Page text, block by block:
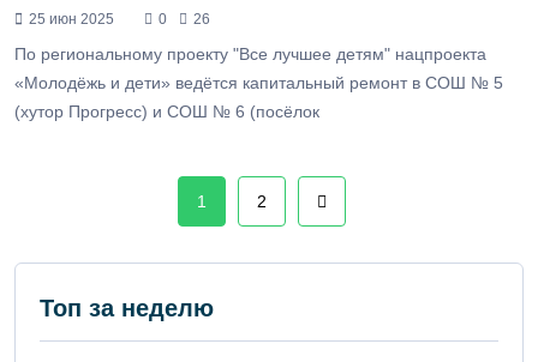
25 июн 2025 0 26
По региональному проекту "Все лучшее детям" нацпроекта
«Молодёжь и дети» ведётся капитальный ремонт в СОШ № 5
(хутор Прогресс) и СОШ № 6 (посёлок
1 2
Топ за неделю